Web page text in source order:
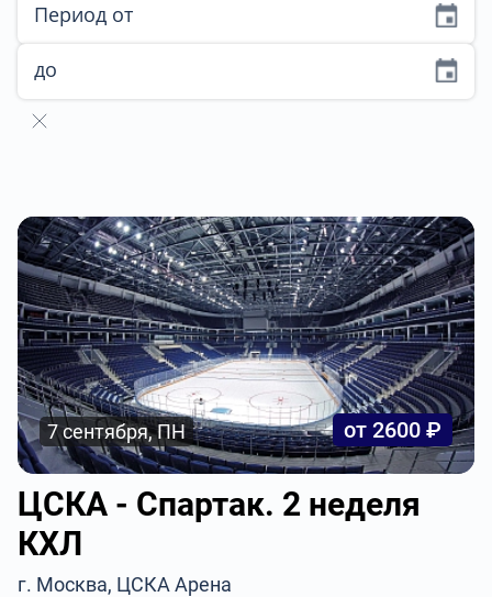
Период от
до
7 сентября, ПН от 2600 ₽
ЦСКА - Спартак. 2 неделя
КХЛ
г. Москва, ЦСКА Арена